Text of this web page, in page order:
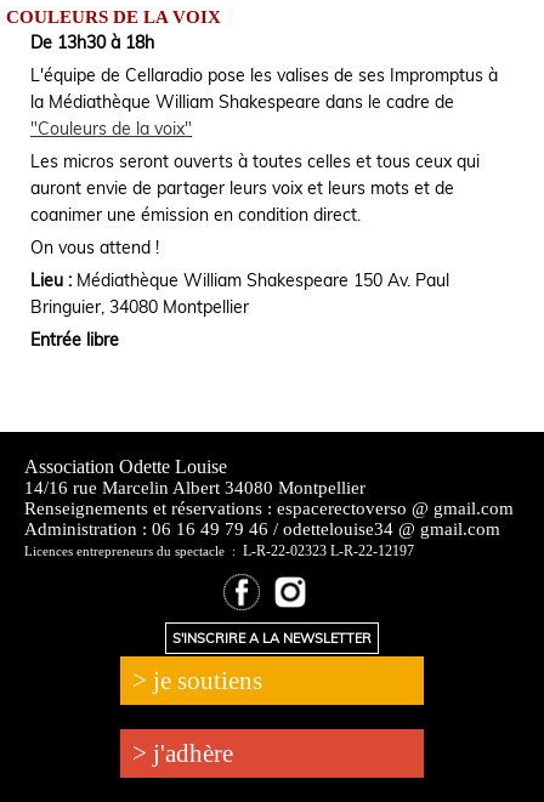
COULEURS DE LA VOIX
De 13h30 à 18h
L'équipe de Cellaradio pose les valises de ses Impromptus à
la Médiathèque William Shakespeare dans le cadre de
"Couleurs de la voix"
Les micros seront ouverts à toutes celles et tous ceux qui
auront envie de partager leurs voix et leurs mots et de
coanimer une émission en condition direct.
On vous attend !
Lieu : Médiathèque William Shakespeare 150 Av. Paul
Bringuier, 34080 Montpellier
Entrée libre
Association Odette Louise
14/16 rue Marcelin Albert 34080 Montpellier
Renseignements et réservations : espacerectoverso @ gmail.com
Administration : 06 16 49 79 46 / odettelouise34 @ gmail.com
Licences entrepreneurs du spectacle : L-R-22-02323 L-R-22-12197
S'INSCRIRE A LA NEWSLETTER
> je soutiens
> j'adhère